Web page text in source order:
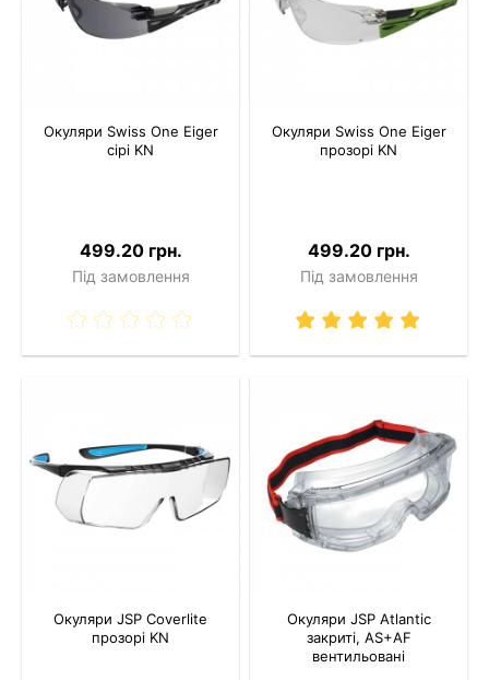
Окуляри Swiss One Eiger
сірі KN
499.20 грн.
Під замовлення
Окуляри Swiss One Eiger
прозорі KN
499.20 грн.
Під замовлення
Окуляри JSP Coverlite
прозорі KN
Окуляри JSP Atlantic
закриті, AS+AF
вентильовані